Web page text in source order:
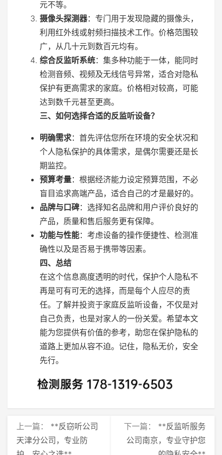
元不等。
摄像头探测器：专门用于发现隐藏的摄像头，
利用红外线或射频扫描技术工作。价格范围较
广，从几十元到数百元均有。
综合反监听系统：集多种功能于一体，能同时
检测音频、视频及无线信号异常，适合对隐私
保护有更高需求的家庭。价格相对较高，可能
达到数千元甚至更高。
三、如何选择合适的反监听设备？
明确需求：首先评估您所在环境的安全状况和
个人隐私保护的具体需求，是偶尔需要还是长
期监控。
预算考量：根据经济能力设定预算范围，不必
盲目追求高端产品，适合自己的才是最好的。
品牌与口碑：选择知名品牌和用户评价良好的
产品，质量和售后服务更有保障。
功能与性能：考虑设备的操作便捷性、检测准
确性以及是否易于携带等因素。
四、总结
在这个信息高度透明的时代，保护个人隐私不
再是可有可无的选择，而是每个人应尽的责
任。了解并投资于家庭反监听设备，不仅是对
自己负责，也是对家人的一份关爱。希望本文
能为您提供有价值的参考，助您在保护隐私的
道路上更加从容不迫。记住，隐私无价，安全
先行。
上一篇： **反窃听公司
天津分公司，专业防
下一篇： **反监听服务
公司南京，专业守护您